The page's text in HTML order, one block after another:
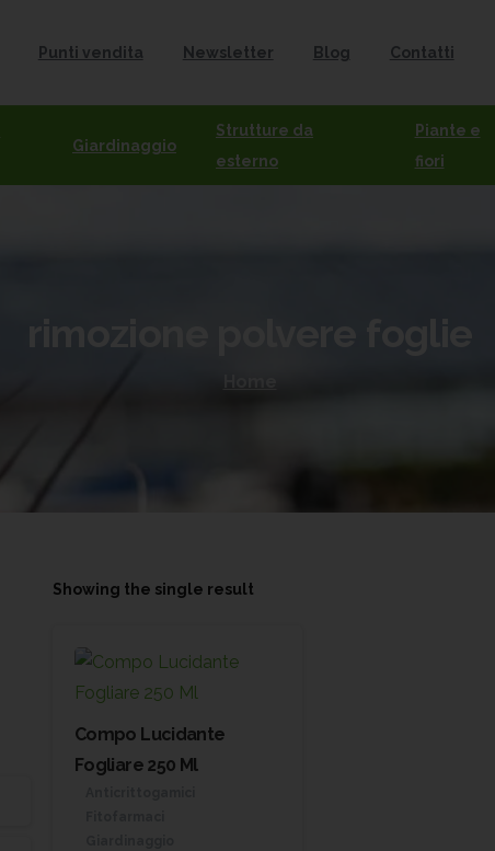
Punti vendita Newsletter Blog Contatti
Giardinaggio
Strutture da
esterno
Piante e
fiori
Showing the single result
Compo Lucidante
Fogliare 250 Ml